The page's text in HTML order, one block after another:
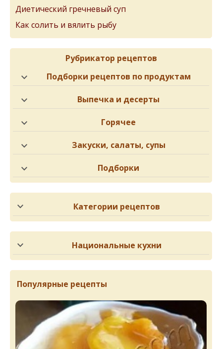
Диетический гречневый суп
Как солить и вялить рыбу
Рубрикатор рецептов
Подборки рецептов по продуктам
Выпечка и десерты
Горячее
Закуски, салаты, супы
Подборки
Категории рецептов
Национальные кухни
Популярные рецепты